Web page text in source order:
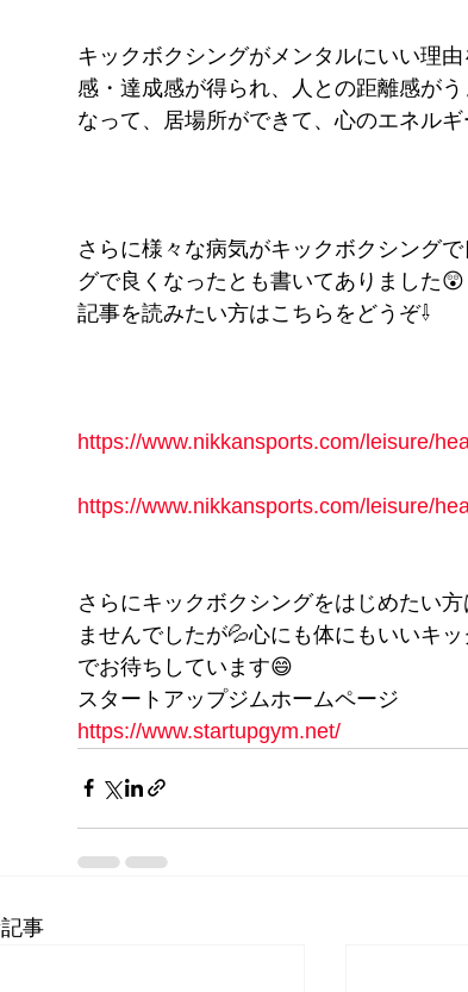
キックボクシングがメンタルにいい理
感・達成感が得られ、人との距離感が
なって、居場所ができて、心のエネル
さらに様々な病気がキックボクシング
グで良くなったとも書いてありました😲
記事を読みたい方はこちらをどうぞ⇩
https://www.nikkansports.com/leisure/
https://www.nikkansports.com/leisure/
さらにキックボクシングをはじめたい
ませんでしたが💦心にも体にもいいキ
でお待ちしています😄
スタートアップジムホームページ
https://www.startupgym.net/
事